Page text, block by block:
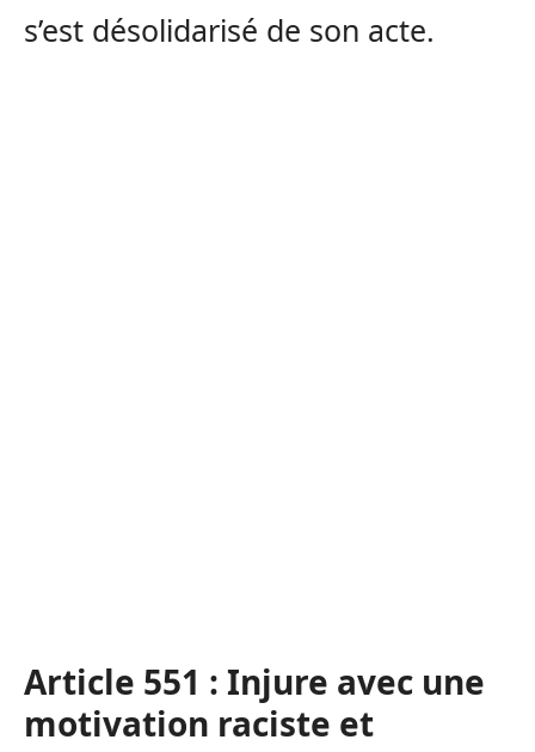
s’est désolidarisé de son acte.
Article 551 : Injure avec une
motivation raciste et